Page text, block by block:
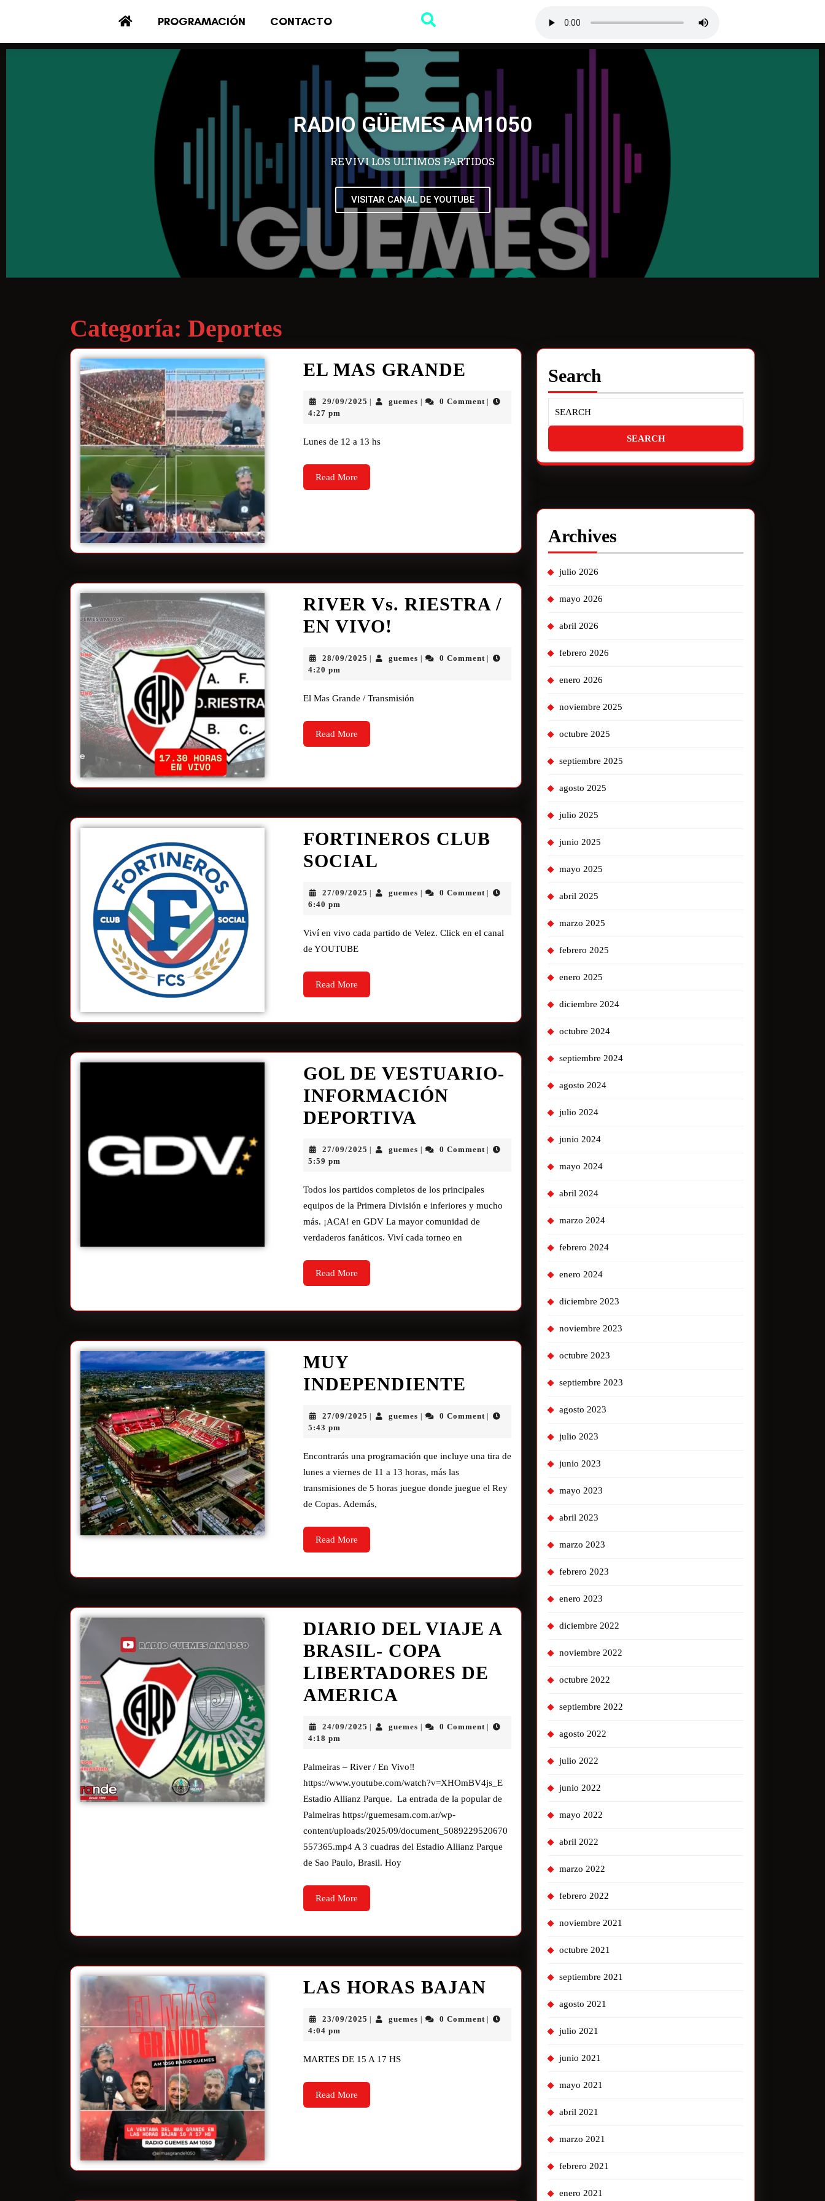
PROGRAMACIÓN CONTACTO
RADIO GÜEMES AM1050
REVIVI LOS ULTIMOS PARTIDOS
VISITAR CANAL DE YOUTUBE
Categoría: Deportes
EL MAS GRANDE
29/09/2025 guemes 0 Comment
4:27 pm
Lunes de 12 a 13 hs
Read More
RIVER Vs. RIESTRA /
EN VIVO!
28/09/2025 guemes 0 Comment
4:20 pm
El Mas Grande / Transmisión
Read More
FORTINEROS CLUB
SOCIAL
27/09/2025 guemes 0 Comment
6:40 pm
Viví en vivo cada partido de Velez. Click en el canal
de YOUTUBE
Read More
GOL DE VESTUARIO-
INFORMACIÓN
DEPORTIVA
27/09/2025 guemes 0 Comment
5:59 pm
Todos los partidos completos de los principales
equipos de la Primera División e inferiores y mucho
más. ¡ACA! en GDV La mayor comunidad de
verdaderos fanáticos. Viví cada torneo en
Read More
MUY
INDEPENDIENTE
27/09/2025 guemes 0 Comment
5:43 pm
Encontrarás una programación que incluye una tira de
lunes a viernes de 11 a 13 horas, más las
transmisiones de 5 horas juegue donde juegue el Rey
de Copas. Además,
Read More
DIARIO DEL VIAJE A
BRASIL- COPA
LIBERTADORES DE
AMERICA
24/09/2025 guemes 0 Comment
4:18 pm
Palmeiras – River / En Vivo‼
https://www.youtube.com/watch?v=XHOmBV4js_E
Estadio Allianz Parque. La entrada de la popular de
Palmeiras https://guemesam.com.ar/wp-
content/uploads/2025/09/document_5089229520670
557365.mp4 A 3 cuadras del Estadio Allianz Parque
de Sao Paulo, Brasil. Hoy
Read More
LAS HORAS BAJAN
23/09/2025 guemes 0 Comment
4:04 pm
MARTES DE 15 A 17 HS
Read More
Search
Archives
julio 2026
mayo 2026
abril 2026
febrero 2026
enero 2026
noviembre 2025
octubre 2025
septiembre 2025
agosto 2025
julio 2025
junio 2025
mayo 2025
abril 2025
marzo 2025
febrero 2025
enero 2025
diciembre 2024
octubre 2024
septiembre 2024
agosto 2024
julio 2024
junio 2024
mayo 2024
abril 2024
marzo 2024
febrero 2024
enero 2024
diciembre 2023
noviembre 2023
octubre 2023
septiembre 2023
agosto 2023
julio 2023
junio 2023
mayo 2023
abril 2023
marzo 2023
febrero 2023
enero 2023
diciembre 2022
noviembre 2022
octubre 2022
septiembre 2022
agosto 2022
julio 2022
junio 2022
mayo 2022
abril 2022
marzo 2022
febrero 2022
noviembre 2021
octubre 2021
septiembre 2021
agosto 2021
julio 2021
junio 2021
mayo 2021
abril 2021
marzo 2021
febrero 2021
enero 2021